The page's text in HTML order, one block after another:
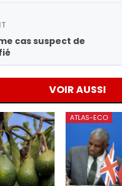
cas suspect de
VOIR AUSSI
ATLAS-ECO